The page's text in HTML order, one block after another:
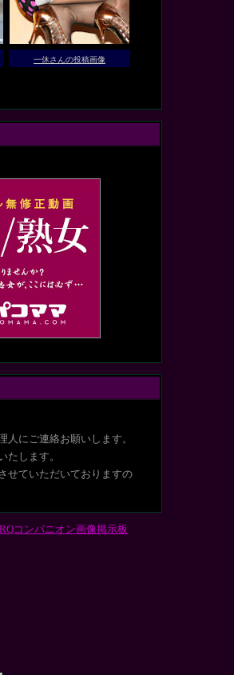
人にご連絡お願いします。
たします。
せていただいておりますの
RQコンパニオン画像掲示板